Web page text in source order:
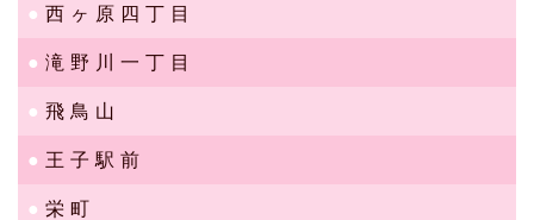
西ヶ原四丁目
滝野川一丁目
飛鳥山
王子駅前
栄町